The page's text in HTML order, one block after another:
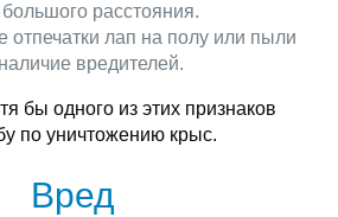
расстояния.
отпечатки лап на полу или пыли
вредителей.
бы одного из этих признаков
по уничтожению крыс.
Вред